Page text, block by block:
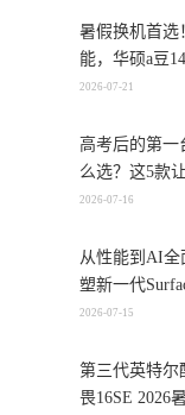
暑假换机首选
能，华硕a豆
2026-07-21
高考后的第一
么选？这5款
位
2026-07-16
从性能到AI全
塑新一代
2026-07-15
第三代英特尔
畏16SE 2026